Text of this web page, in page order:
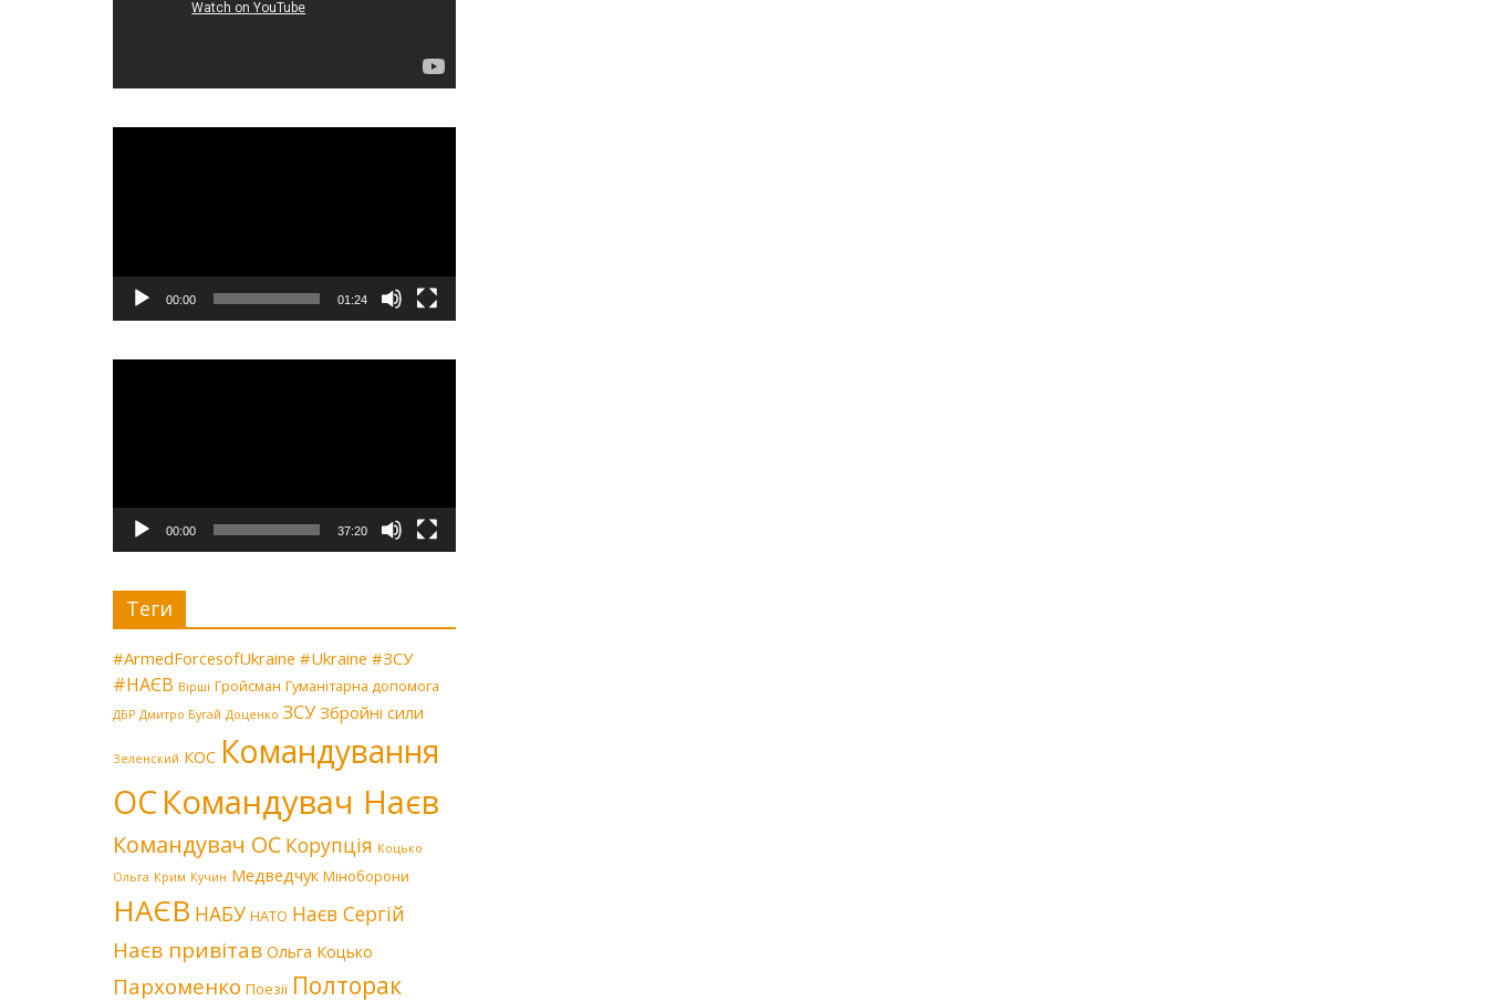
00:00 01:24
00:00 37:20
Теги
#ArmedForcesofUkraine #Ukraine #ЗСУ
#НАЄВ Вірші Гройсман Гуманітарна допомога
ДБР Дмитро Бугай Доценко ЗСУ Збройні сили
Зеленский КОС Командування
ОС Командувач Наєв
Командувач ОС Корупція Коцько
Ольга Крим Кучин Медведчук Міноборони
НАЄВ НАБУ НАТО Наєв Сергій
Наєв привітав Ольга Коцько
Пархоменко Поезії Полторак